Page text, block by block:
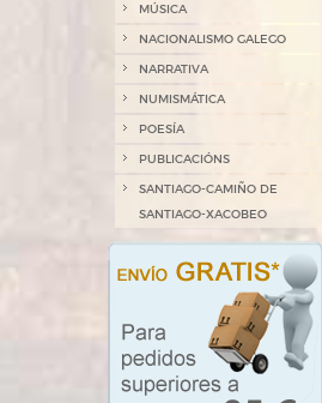
MÚSICA
NACIONALISMO GALEGO
NARRATIVA
NUMISMÁTICA
POESÍA
PUBLICACIÓNS
SANTIAGO-CAMIÑO DE
SANTIAGO-XACOBEO